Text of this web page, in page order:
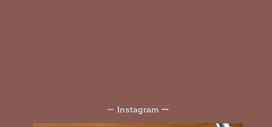
ー Instagram ー